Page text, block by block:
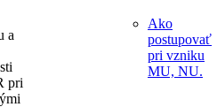
a
pri
Ako
postupovať
pri vzniku
MU, NU.